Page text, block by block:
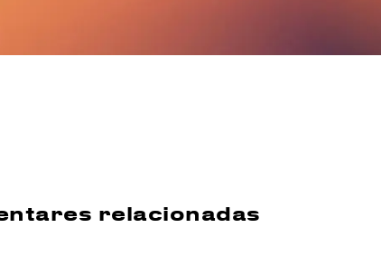
relacionadas